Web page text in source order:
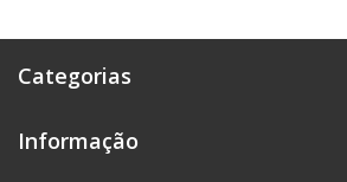
Categorias
Informação